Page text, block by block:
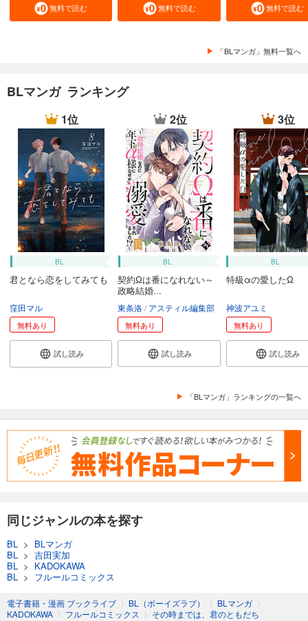
無料で読む 無料で読む 無料で読む
「BLマンガ」無料一覧へ
BLマンガ ランキング
1位
BL
君となら恋をしてみても
窪田マル
無料あり
試し読み
2位
BL
契約Ωは番になれない～
政略結婚...
東条洛 アスティル編集部
無料あり
試し読み
3位
BL
特級αの愛したΩ
神波アユミ
無料あり
試し読み
「BLマンガ」ランキングの一覧へ
同じジャンルの本を探す
BL > BLマンガ
BL > 吉田実加
BL > KADOKAWA
BL > フルールコミックス
電子書籍・漫画 ブックライブ 〉 BL（ボーイズラブ） 〉 BLマンガ 〉
KADOKAWA 〉 フルールコミックス 〉 その時までは、君のともだち